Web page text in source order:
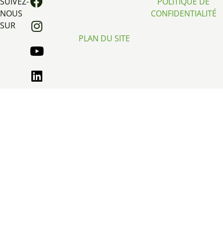
NOUS
SUR
PLAN DU SITE
CONFIDENTIALITÉ